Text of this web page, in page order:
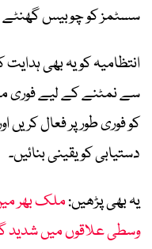
سسٹمز کو چوبیس گھنٹے
انتظامیہ کو یہ بھی
سے نمٹنے کے لیے فوری
کو فوری طور پر فعال کریں
دستیابی کو یقینی بنائیں۔
یہ بھی پڑھیں:ملک بھر
وسطی علاقوں میں شدید